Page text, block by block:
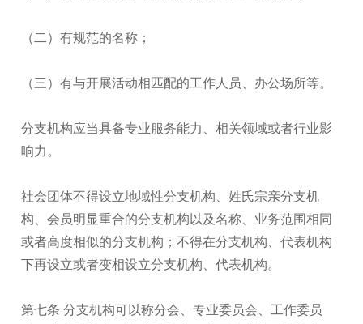
（二）有规范的名称；
（三）有与开展活动相匹配的工作人员、办公场所等。
分支机构应当具备专业服务能力、相关领域或者行业影
响力。
社会团体不得设立地域性分支机构、姓氏宗亲分支机
构、会员明显重合的分支机构以及名称、业务范围相同
或者高度相似的分支机构；不得在分支机构、代表机构
下再设立或者变相设立分支机构、代表机构。
第七条 分支机构可以称分会、专业委员会、工作委员